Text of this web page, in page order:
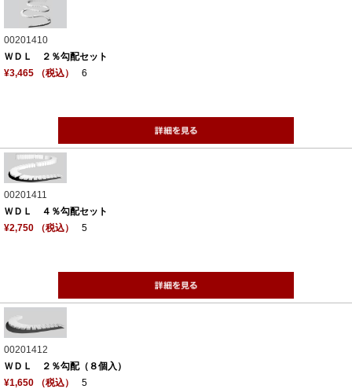
00201410
ＷＤＬ ２％勾配セット
¥3,465 （税込）
6
00201411
ＷＤＬ ４％勾配セット
¥2,750 （税込）
5
00201412
ＷＤＬ ２％勾配（８個入）
¥1,650 （税込）
5